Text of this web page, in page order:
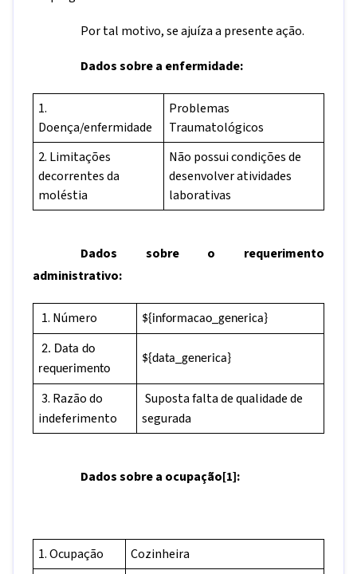
Por tal motivo, se ajuíza a presente ação.
Dados sobre a enfermidade:
1.
Doença/enfermidade
Problemas
Traumatológicos
2. Limitações
decorrentes da
moléstia
Não possui condições de
desenvolver atividades
laborativas
Dados sobre o requerimento
administrativo:
1. Número ${informacao_generica}
2. Data do
requerimento
${data_generica}
3. Razão do
indeferimento
Suposta falta de qualidade de
segurada
Dados sobre a ocupação[1]:
1. Ocupação Cozinheira